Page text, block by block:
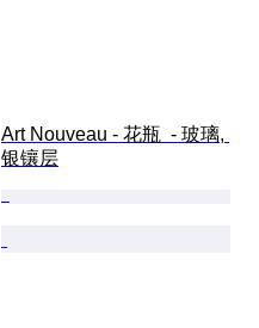
Art Nouveau - 花瓶  - 玻璃,
银镶层